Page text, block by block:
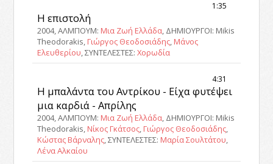
1:35
Η επιστολή
2004, ΑΛΜΠΟΥΜ: Μια Ζωή Ελλάδα, ΔΗΜΙΟΥΡΓΟΙ: Mikis
Theodorakis, Γιώργος Θεοδοσιάδης, Μάνος
Ελευθερίου, ΣΥΝΤΕΛΕΣΤΕΣ:Χορωδία
4:31
Η μπαλάντα του Αντρίκου - Είχα φυτέψει
μια καρδιά - Απρίλης
2004, ΑΛΜΠΟΥΜ: Μια Ζωή Ελλάδα, ΔΗΜΙΟΥΡΓΟΙ: Mikis
Theodorakis, Νίκος Γκάτσος, Γιώργος Θεοδοσιάδης,
Κώστας Βάρναλης, ΣΥΝΤΕΛΕΣΤΕΣ: Μαρία Σουλτάτου,
Λένα Αλκαίου